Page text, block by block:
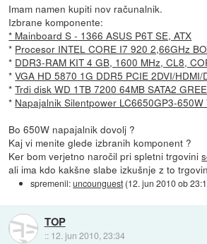
Imam namen kupiti nov računalnik.
Izbrane komponente:
* Mainboard S - 1366 ASUS P6T SE, ATX
* Procesor INTEL CORE I7 920 2,66GHz
* DDR3-RAM KIT 4 GB, 1600 MHz, CL8,
*VGA HD 5870 1G DDR5 PCIE 2DVI/HDMI/
*Trdi disk WD 1TB 7200 64MB SATA2
* Napajalnik Silentpower LC6650GP3-650W
Bo 650W napajalnik dovolj ?
Kaj vi menite glede izbranih komponent ?
Ker bom verjetno naročil pri spletni trgovini
ali ima kdo kakšne slabe izkušnje z to
spremenil:uncounguest (12. jun 2010 ob
TOP
:: 12. jun 2010, 23:34